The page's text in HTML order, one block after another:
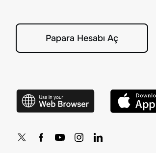
Papara Hesabı Aç